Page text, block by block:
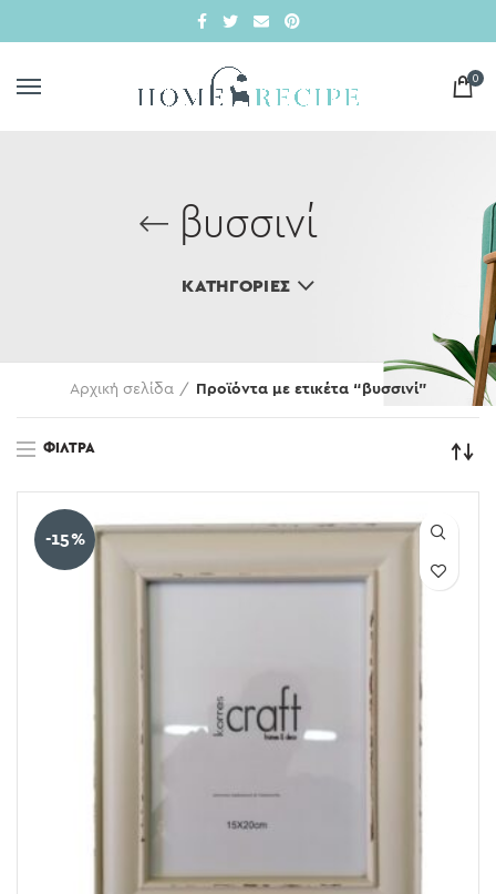
0
βυσσινί
ΚΑΤΗΓΟΡΊΕΣ
Αρχική σελίδα Προϊόντα με ετικέτα “βυσσινί”
ΦΊΛΤΡΑ
-15%